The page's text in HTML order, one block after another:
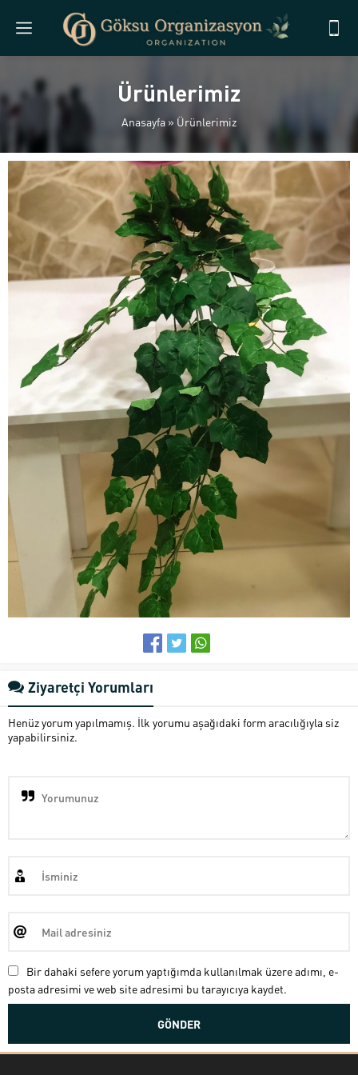
Ürünlerimiz
Anasayfa» Ürünlerimiz
Ziyaretçi Yorumları
Henüz yorum yapılmamış. İlk yorumu aşağıdaki form aracılığıyla siz
yapabilirsiniz.
Bir dahaki sefere yorum yaptığımda kullanılmak üzere adımı, e-
posta adresimi ve web site adresimi bu tarayıcıya kaydet.